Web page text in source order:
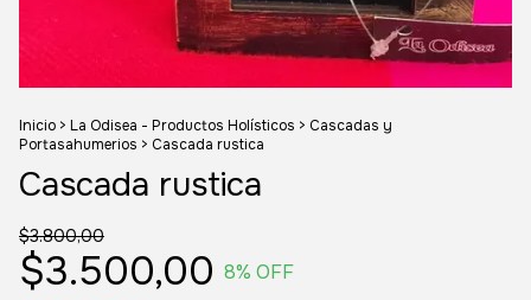
Inicio > La Odisea - Productos Holísticos > Cascadas y
Portasahumerios > Cascada rustica
Cascada rustica
$3.800,00
$3.500,00 8% OFF